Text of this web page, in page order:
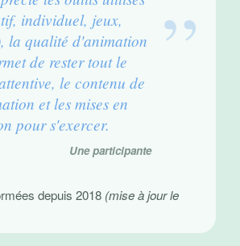
individuel, jeux,
la qualité d'animation
de rester tout le
le contenu de
et les mises en
pour s'exercer.
Une participante
depuis 2018 (mise à jour le